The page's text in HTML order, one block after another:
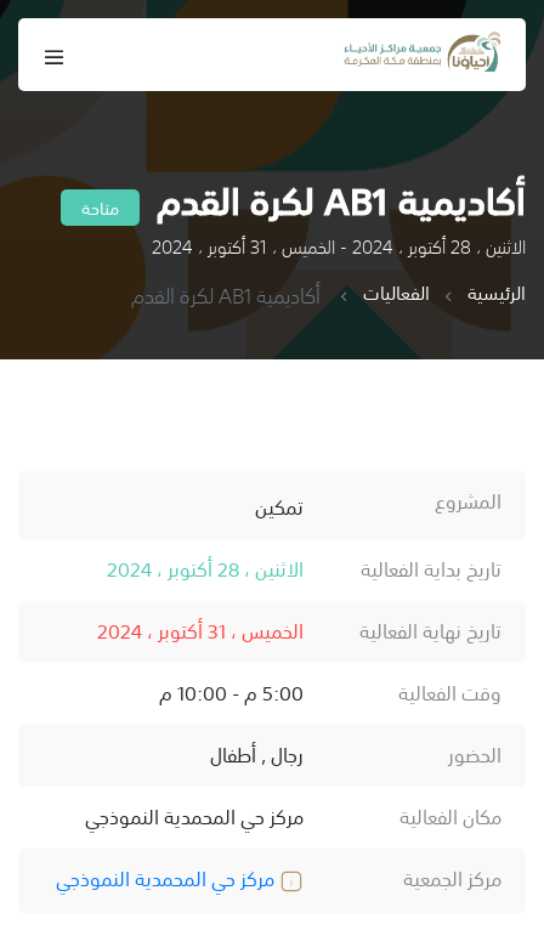
أكاديمية AB1 لكرة القدم متاحة
الاثنين ، 28 أكتوبر ، 2024 - الخميس ، 31 أكتوبر ، 2024
الرئيسية
الفعاليات أكاديمية AB1 لكرة القدم
المشروع
تمكين
تاريخ بداية الفعالية
الاثنين ، 28 أكتوبر ، 2024
تاريخ نهاية الفعالية
الخميس ، 31 أكتوبر ، 2024
وقت الفعالية
5:00 م - 10:00 م
الحضور
رجال , أطفال
مكان الفعالية
مركز حي المحمدية النموذجي
مركز الجمعية
مركز حي المحمدية النموذجي